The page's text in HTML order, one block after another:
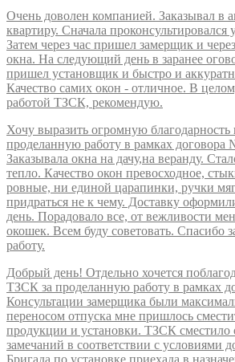
Очень доволен компанией. Заказывал в
квартиру. Сначала проконсультировался
Затем через час пришел замерщик и
окна. На следующий день в заранее
пришел установщик и быстро и
Качество самих окон - отличное. В
работой ТЗСК, рекомендую.
Хочу выразить огромную
проделанную работу в рамках договора
Заказывала окна на дачу,на веранду.
тепло. Качество окон превосходное,
ровные, ни единой царапинки, ручки
придраться не к чему. Доставку
день. Порадовало все, от вежливости
окошек. Всем буду советовать. Спасибо
работу.
Добрый день! Отдельно хочется
ТЗСК за проделанную работу в рамках
Консультации замерщика были
переносом отпуска мне пришлось
продукции и установки. ТЗСК сместило
замечаний в соответствии с условиями
Бригада по установке приехада в